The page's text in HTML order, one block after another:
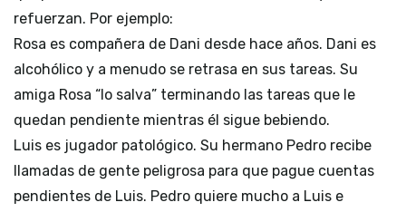
refuerzan. Por ejemplo:
Rosa es compañera de Dani desde hace años. Dani es
alcohólico y a menudo se retrasa en sus tareas. Su
amiga Rosa “lo salva” terminando las tareas que le
quedan pendiente mientras él sigue bebiendo.
Luis es jugador patológico. Su hermano Pedro recibe
llamadas de gente peligrosa para que pague cuentas
pendientes de Luis. Pedro quiere mucho a Luis e